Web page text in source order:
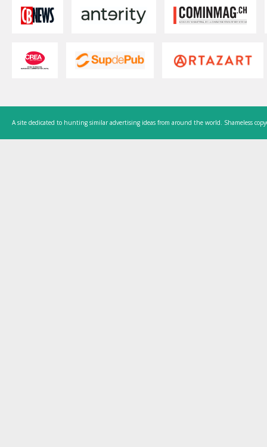
A site dedicated to hunting similar advertising ideas from around the world. Shameless